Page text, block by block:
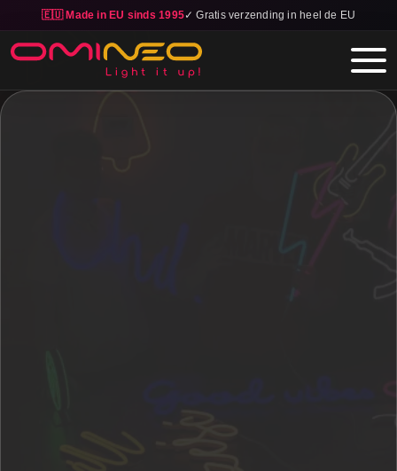
🇪🇺 Made in EU sinds 1995✓ Gratis verzending in heel de EU
Skip to main content